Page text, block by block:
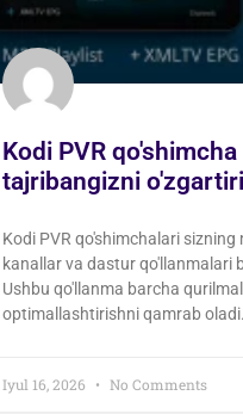
Kodi PVR
tajribangizni
Kodi PVR qo'shimchalari
kanallar va dastur qo'llanmalari
Ushbu qo'llanma barcha
optimallashtirishni qamrab oladi.
Iyul 16, 2026 No Comments